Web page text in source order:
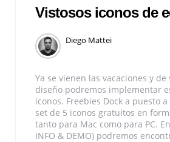
Vistosos iconos de
Diego Mattei
Ya se vienen las vacaciones y
diseño podremos implementar
iconos. Freebies Dock a puesto
set de 5 iconos gratuitos en
tanto para Mac como para PC.
INFO & DEMO) podremos